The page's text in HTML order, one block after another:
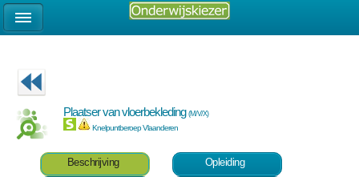
Plaatser van vloerbekleding(M/V/X)
Knelpuntberoep Vlaanderen
Beschrijving
Opleiding